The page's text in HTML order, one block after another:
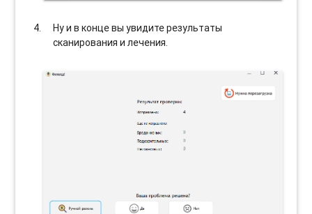
Ну и в конце вы увидите результаты
сканирования и лечения.